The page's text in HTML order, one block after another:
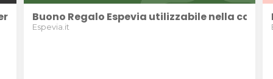
perfetto per i tuoi regali
tagli, perfetto per i tuoi regali
Buono Regalo Espevia utilizzabile nella
Espevia.it